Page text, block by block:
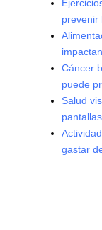
prevenir
Cáncer
puede
Salud
pantallas
gastar